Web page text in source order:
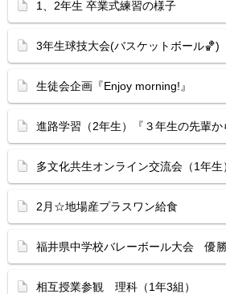
1、2年生 卒業式練習の様子
3年生球技大会(バスケットボール🏀)
生徒会企画『Enjoy morning!』
進路学習（2年生）『３年生の先輩か
多文化共生オンライン交流会（1年生
2月☆地場産プラスワン給食
福井県中学校バレーボール大会 優
相互授業参観 理科（1年3組）